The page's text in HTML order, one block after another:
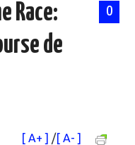
0
Race:
de
[ A+ ] /[ A- ]